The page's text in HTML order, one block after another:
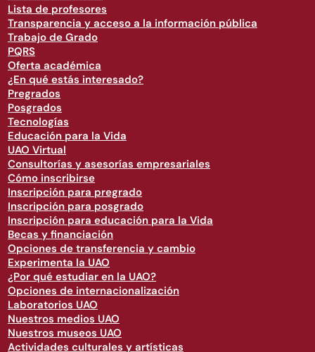
Lista de profesores
Transparencia y acceso a la información pública
Trabajo de Grado
PQRS
Oferta académica
¿En qué estás interesado?
Pregrados
Posgrados
Tecnologías
Educación para la Vida
UAO Virtual
Consultorías y asesorías empresariales
Cómo inscribirse
Inscripción para pregrado
Inscripción para posgrado
Inscripción para educación para la Vida
Becas y financiación
Opciones de transferencia y cambio
Experimenta la UAO
¿Por qué estudiar en la UAO?
Opciones de internacionalización
Laboratorios UAO
Nuestros medios UAO
Nuestros museos UAO
Actividades culturales y artísticas